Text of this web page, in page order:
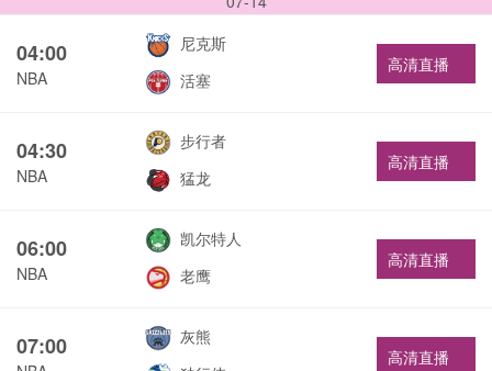
04:00
NBA
尼克斯
活塞
高清直播
04:30
NBA
步行者
猛龙
高清直播
06:00
NBA
凯尔特人
老鹰
高清直播
07:00
灰熊
高清直播